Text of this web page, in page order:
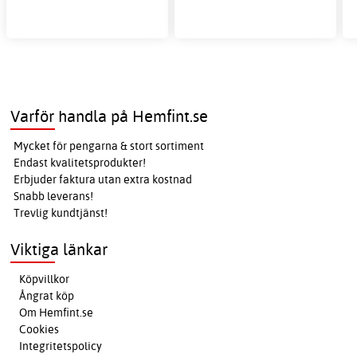
Varför handla på Hemfint.se
Mycket för pengarna & stort sortiment
Endast kvalitetsprodukter!
Erbjuder faktura utan extra kostnad
Snabb leverans!
Trevlig kundtjänst!
Viktiga länkar
Köpvillkor
Ångrat köp
Om Hemfint.se
Cookies
Integritetspolicy